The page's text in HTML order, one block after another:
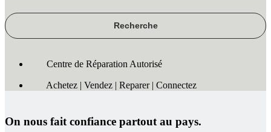
Centre de Réparation Autorisé
Achetez | Vendez | Reparer | Connectez
On nous fait confiance partout au pays.